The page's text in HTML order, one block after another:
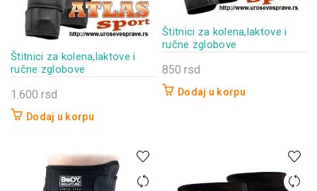
Štitnici za kolena,laktove i
ručne zglobove
1.600 rsd
Dodaj u korpu
Štitnici za kolena,laktove i
ručne zglobove
850 rsd
Dodaj u korpu